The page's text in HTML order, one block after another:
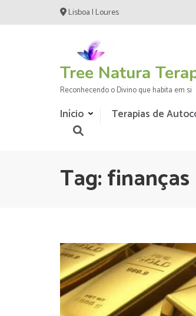
to
Lisboa | Loures
Tree Natura
Reconhecendo o Divino que habita em si
Início Terapias de
Tag:finanças